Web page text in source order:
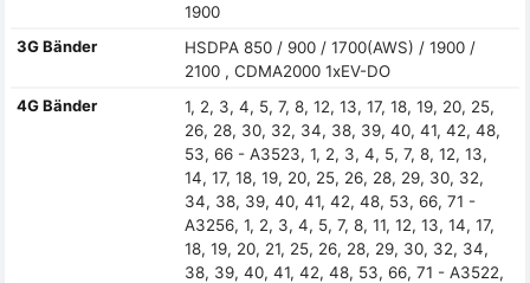
1900
3G Bänder
HSDPA 850 / 900 / 1700(AWS) / 1900 /
2100 , CDMA2000 1xEV-DO
4G Bänder
1, 2, 3, 4, 5, 7, 8, 12, 13, 17, 18, 19, 20, 25,
26, 28, 30, 32, 34, 38, 39, 40, 41, 42, 48,
53, 66 - A3523, 1, 2, 3, 4, 5, 7, 8, 12, 13,
14, 17, 18, 19, 20, 25, 26, 28, 29, 30, 32,
34, 38, 39, 40, 41, 42, 48, 53, 66, 71 -
A3256, 1, 2, 3, 4, 5, 7, 8, 11, 12, 13, 14, 17,
18, 19, 20, 21, 25, 26, 28, 29, 30, 32, 34,
38, 39, 40, 41, 42, 48, 53, 66, 71 - A3522,